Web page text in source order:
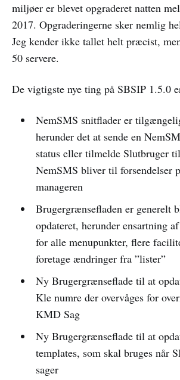
miljøer er blevet opgraderet natten
2017. Opgraderingerne sker nemlig
Jeg kender ikke tallet helt præcist,
50 servere.
De vigtigste nye ting på SBSIP 1.5.0
NemSMS snitflader er
herunder det at sende en
status eller tilmelde Slutbruger
NemSMS bliver til forsendelser
manageren
Brugergrænsefladen er generelt
opdateret, herunder ensartning
for alle menupunkter, flere
foretage ændringer fra ”lister”
Ny Brugergrænseflade til at
Kle numre der overvåges for
KMD Sag
Ny Brugergrænseflade til at
templates, som skal bruges når
sager